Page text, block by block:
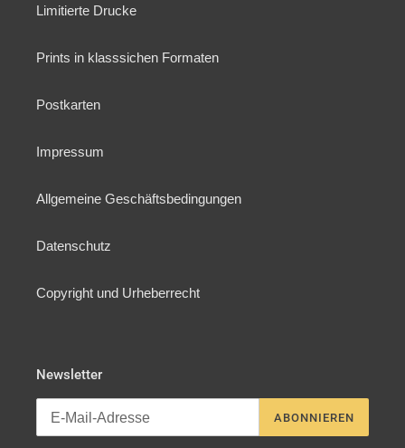
Limitierte Drucke
Prints in klasssichen Formaten
Postkarten
Impressum
Allgemeine Geschäftsbedingungen
Datenschutz
Copyright und Urheberrecht
Newsletter
ABONNIEREN